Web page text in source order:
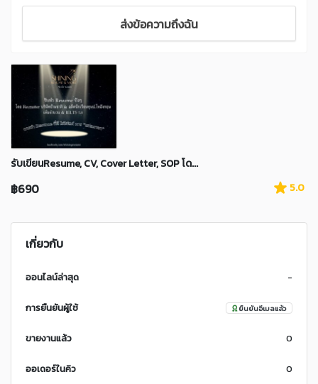
ส่งข้อความถึงฉัน
รับเขียนResume, CV, Cover Letter, SOP โด...
฿690 5.0
เกี่ยวกับ
ออนไลน์ล่าสุด -
การยืนยันผู้ใช้ ยืนยันอีเมลแล้ว
ขายงานแล้ว 0
ออเดอร์ในคิว 0